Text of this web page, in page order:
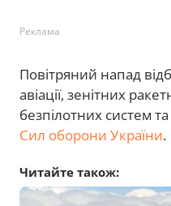
Реклама
Повітряний напад
авіації, зенітних
безпілотних систем
Сил оборони України.
Читайте також: